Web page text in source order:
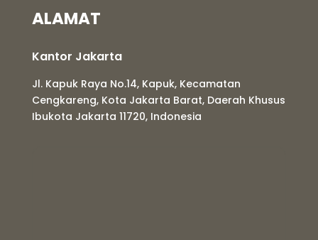
ALAMAT
Kantor Jakarta
Jl. Kapuk Raya No.14, Kapuk, Kecamatan
Cengkareng, Kota Jakarta Barat, Daerah Khusus
Ibukota Jakarta 11720, Indonesia